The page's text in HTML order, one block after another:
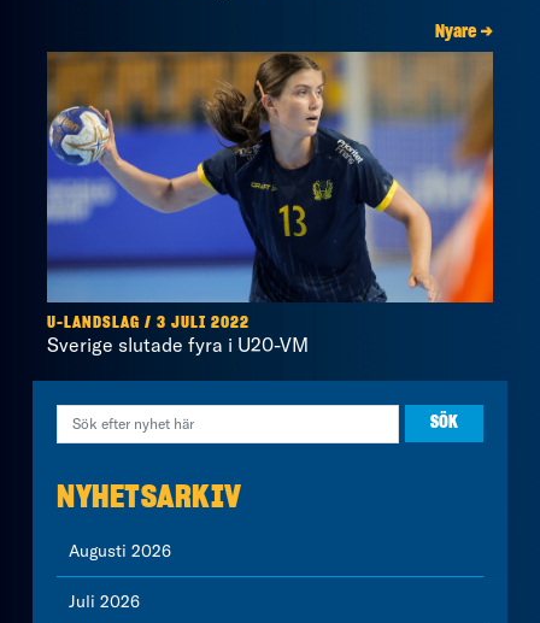
Nyare →
U-LANDSLAG / 3 JULI 2022
Sverige slutade fyra i U20-VM
NYHETSARKIV
Augusti 2026
Juli 2026